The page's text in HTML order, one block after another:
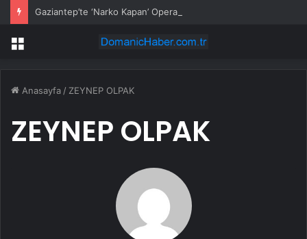
Menü
Anasayfa / ZEYNEP OLPAK
ZEYNEP OLPAK